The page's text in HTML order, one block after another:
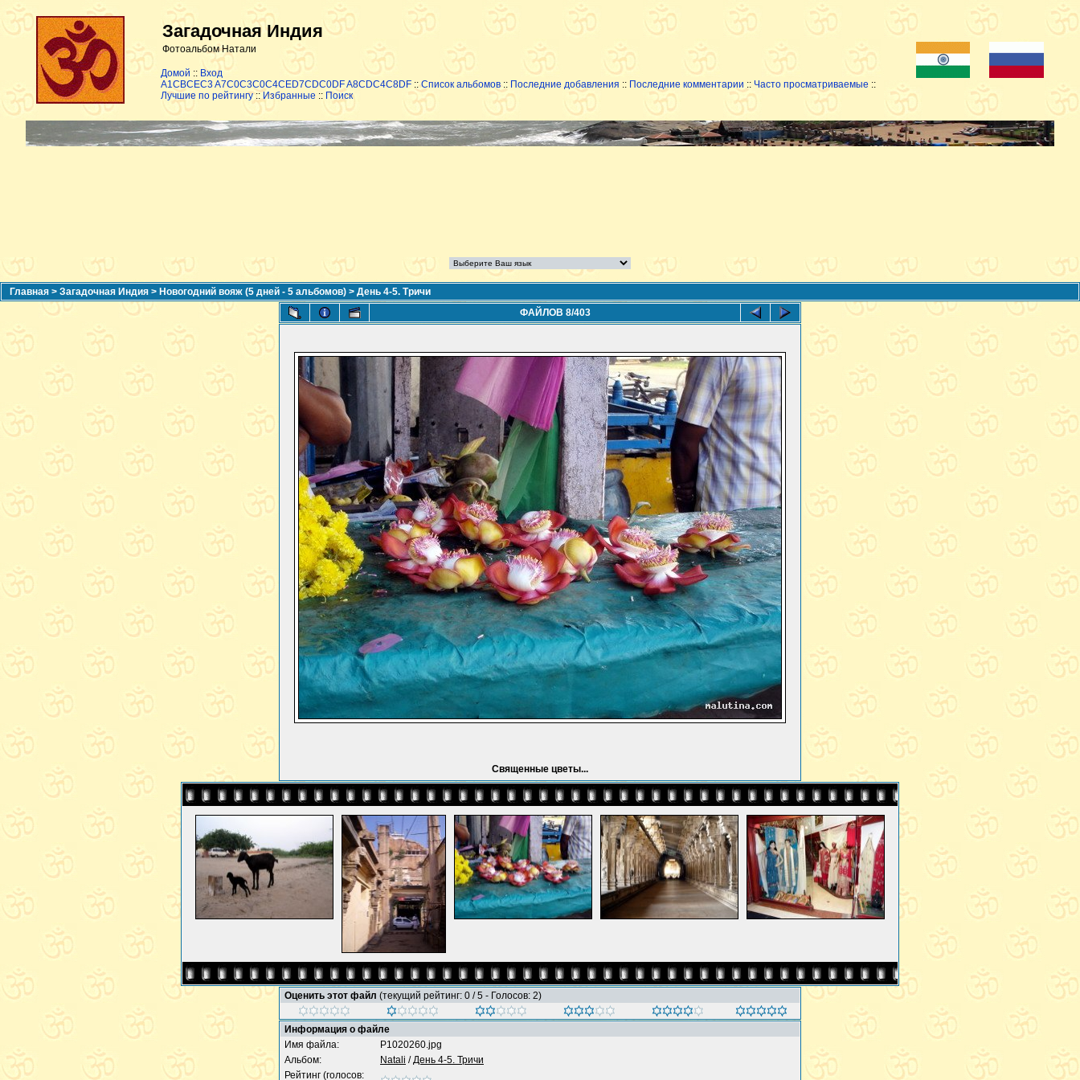
Загадочная Индия
Фотоальбом Натали
Домой :: Вход
A1CBCEC3 A7C0C3C0C4CED7CDC0DF A8CDC4C8DF ::Список альбомов :: Последние добавления :: Последние комментарии :: Часто просматриваемые ::
Лучшие по рейтингу:: Избранные :: Поиск
Главная > Загадочная Индия > Новогодний вояж (5 дней - 5 альбомов) > День 4-5. Тричи
ФАЙЛОВ 8/403
Священные цветы...
Оценить этот файл (текущий рейтинг: 0 / 5 - Голосов: 2)
Информация о файле
Имя файла:
P1020260.jpg
Альбом:
Natali /День 4-5. Тричи
Рейтинг (голосов: